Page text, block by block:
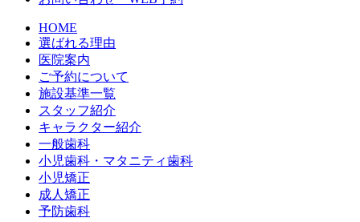
HOME
選ばれる理由
医院案内
ご予約について
施設基準一覧
スタッフ紹介
キャラクター紹介
一般歯科
小児歯科・マタニティ歯科
小児矯正
成人矯正
予防歯科